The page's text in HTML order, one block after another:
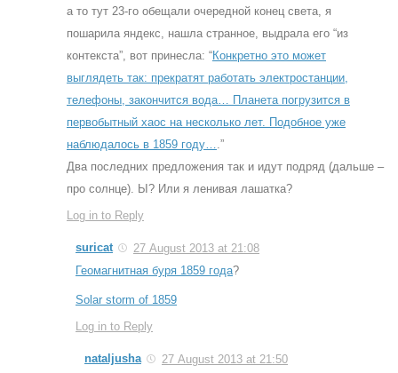
а то тут 23-го обещали очередной конец света, я
пошарила яндекс, нашла странное, выдрала его “из
контекста”, вот принесла: “Конкретно это может
выглядеть так: прекратят работать электростанции,
телефоны, закончится вода… Планета погрузится в
первобытный хаос на несколько лет. Подобное уже
наблюдалось в 1859 году…
.”
Два последних предложения так и идут подряд (дальше –
про солнце). Ы? Или я ленивая лашатка?
Log in to Reply
suricat
27 August 2013 at 21:08
Геомагнитная буря 1859 года?
Solar storm of 1859
Log in to Reply
nataljusha
27 August 2013 at 21:50